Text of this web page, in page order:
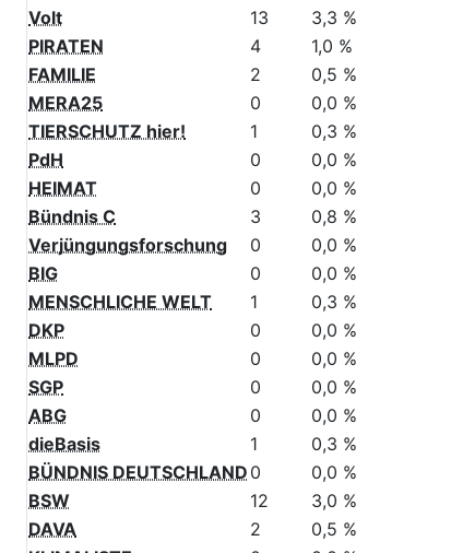
Tierschutzpartei
5
1,3 %
Volt
13
3,3 %
PIRATEN
4
1,0 %
FAMILIE
2
0,5 %
MERA25
0
0,0 %
TIERSCHUTZ hier!
1
0,3 %
PdH
0
0,0 %
HEIMAT
0
0,0 %
Bündnis C
3
0,8 %
Verjüngungsforschung
0
0,0 %
BIG
0
0,0 %
MENSCHLICHE WELT
1
0,3 %
DKP
0
0,0 %
MLPD
0
0,0 %
SGP
0
0,0 %
ABG
0
0,0 %
dieBasis
1
0,3 %
BÜNDNIS DEUTSCHLAND
0
0,0 %
BSW
12
3,0 %